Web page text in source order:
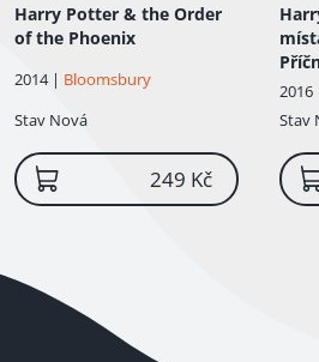
Harry Potter & the Order
of the Phoenix
2014 | Bloomsbury
Stav Nová
249 Kč
2016
Stav